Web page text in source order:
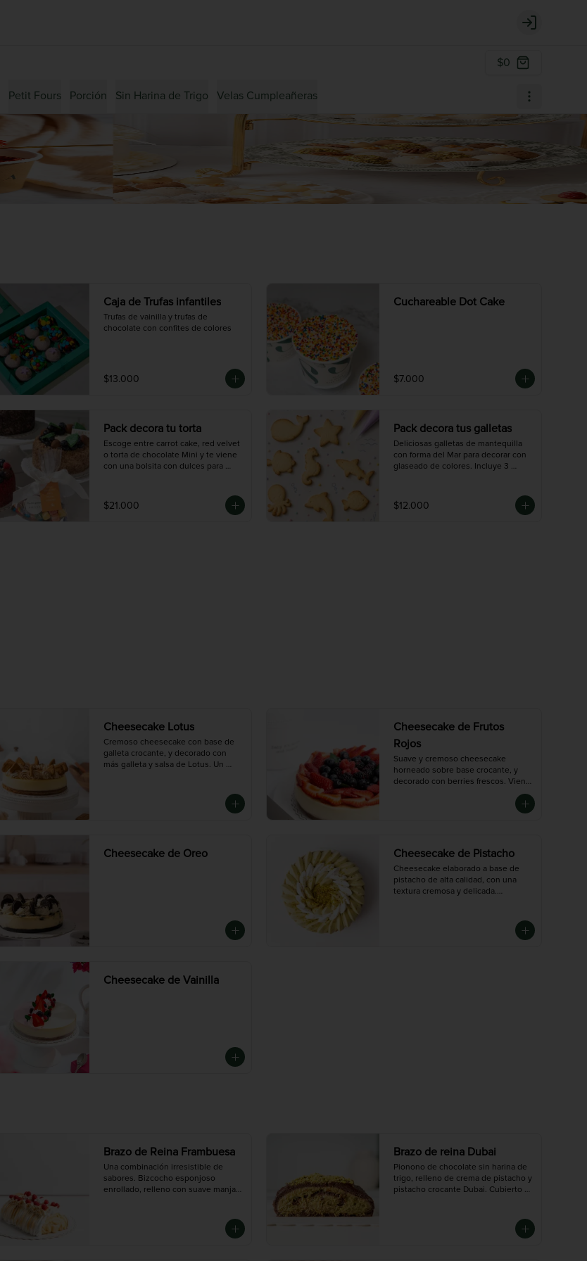
Login
$0
Petit Fours Porción Sin Harina de Trigo Velas Cumpleañeras
Caja de Trufas infantiles
Trufas de vainilla y trufas de
chocolate con confites de colores
$13.000
Cuchareable Dot Cake
$7.000
Pack decora tu torta
Escoge entre carrot cake, red velvet
o torta de chocolate Mini y te viene
con una bolsita con dulces para
$21.000
Pack decora tus galletas
Deliciosas galletas de mantequilla
con forma del Mar para decorar con
glaseado de colores. Incluye 3
$12.000
Cheesecake Lotus
Cremoso cheesecake con base de
galleta crocante, y decorado con
más galleta y salsa de Lotus. Un
Chico (6-8 porciones), Mediana (10-
Cheesecake de Frutos
Rojos
Suave y cremoso cheesecake
horneado sobre base crocante, y
decorado con berries frescos. Viene
con salsa de frutos rojos adicional.
Un postre ligero, elegante y lleno de
12 porciones),  Grande (14-16
porciones)
Cheesecake de Oreo Cheesecake de Pistacho
Cheesecake elaborado a base de
pistacho de alta calidad, con una
textura cremosa y delicada.
Cheesecake de Vainilla
Brazo de Reina Frambuesa
Una combinación irresistible de
sabores. Bizcocho esponjoso
enrollado, relleno con suave manjar
Mediana ( 5 - 6 porciones), Grande
Brazo de reina Dubai
Pionono de chocolate sin harina de
trigo, relleno de crema de pistacho y
pistacho crocante Dubai. Cubierto